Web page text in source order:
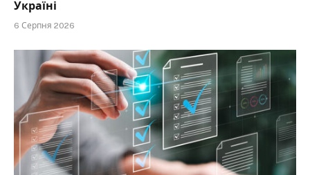
Україні
6 Серпня 2026